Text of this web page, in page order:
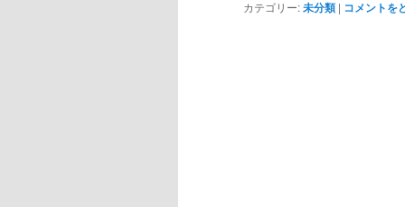
カテゴリー:未分類 | コメントを